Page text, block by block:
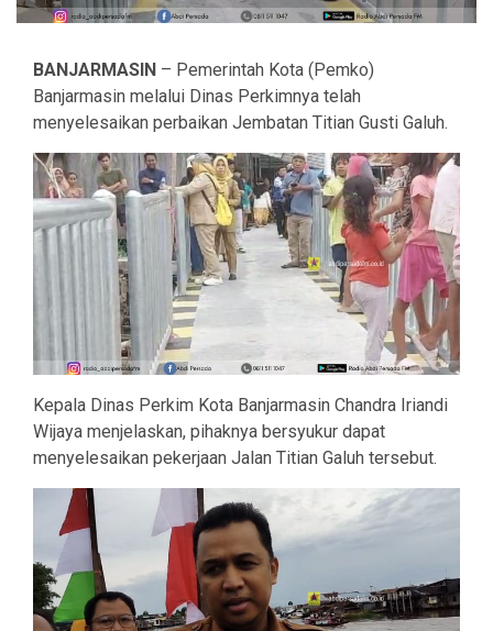
BANJARMASIN – Pemerintah Kota (Pemko)
Banjarmasin melalui Dinas Perkimnya telah
menyelesaikan perbaikan Jembatan Titian Gusti Galuh.
Kepala Dinas Perkim Kota Banjarmasin Chandra Iriandi
Wijaya menjelaskan, pihaknya bersyukur dapat
menyelesaikan pekerjaan Jalan Titian Galuh tersebut.